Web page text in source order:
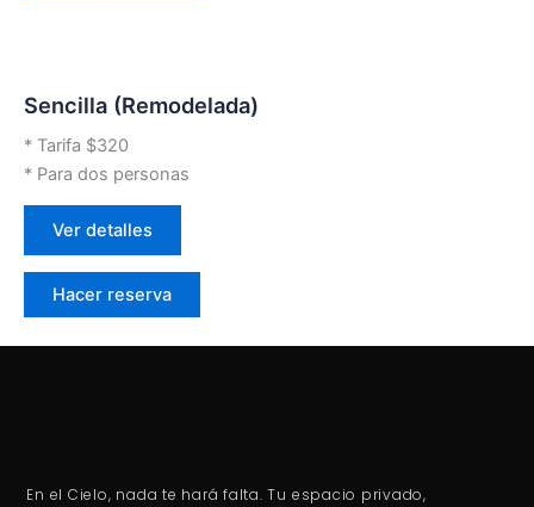
Sencilla (Remodelada)
* Tarifa $320
* Para dos personas
Ver detalles
Hacer reserva
En el Cielo, nada te hará falta. Tu espacio privado,